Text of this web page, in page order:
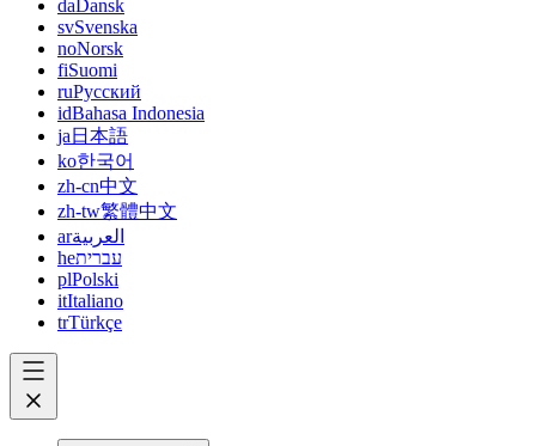
da Dansk
svSvenska
noNorsk
fiSuomi
ruРусский
idBahasa Indonesia
ja 日本語
ko한국어
zh-cn中文
zh-tw繁體中文
arالعربية
heעברית
plPolski
itItaliano
trTürkçe